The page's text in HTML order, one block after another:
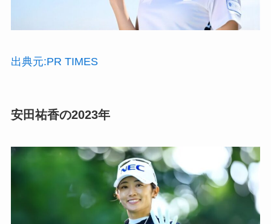
出典元:PR TIMES
安田祐香の2023年